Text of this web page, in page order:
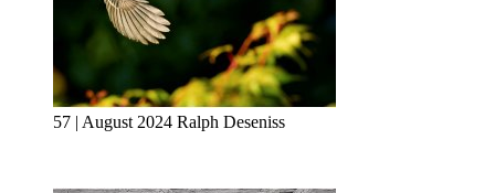
57 | August 2024 Ralph Deseniss